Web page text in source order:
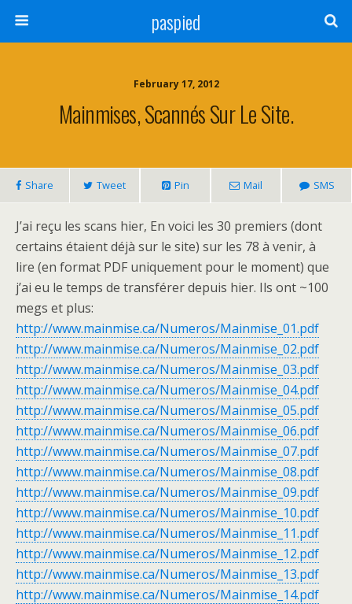
paspied
February 17, 2012
Mainmises, Scannés Sur Le Site.
Share Tweet Pin Mail SMS
J’ai reçu les scans hier, En voici les 30 premiers (dont
certains étaient déjà sur le site) sur les 78 à venir, à
lire (en format PDF uniquement pour le moment) que
j’ai eu le temps de transférer depuis hier. Ils ont ~100
megs et plus:
http://www.mainmise.ca/Numeros/Mainmise_01.pdf
http://www.mainmise.ca/Numeros/Mainmise_02.pdf
http://www.mainmise.ca/Numeros/Mainmise_03.pdf
http://www.mainmise.ca/Numeros/Mainmise_04.pdf
http://www.mainmise.ca/Numeros/Mainmise_05.pdf
http://www.mainmise.ca/Numeros/Mainmise_06.pdf
http://www.mainmise.ca/Numeros/Mainmise_07.pdf
http://www.mainmise.ca/Numeros/Mainmise_08.pdf
http://www.mainmise.ca/Numeros/Mainmise_09.pdf
http://www.mainmise.ca/Numeros/Mainmise_10.pdf
http://www.mainmise.ca/Numeros/Mainmise_11.pdf
http://www.mainmise.ca/Numeros/Mainmise_12.pdf
http://www.mainmise.ca/Numeros/Mainmise_13.pdf
http://www.mainmise.ca/Numeros/Mainmise_14.pdf